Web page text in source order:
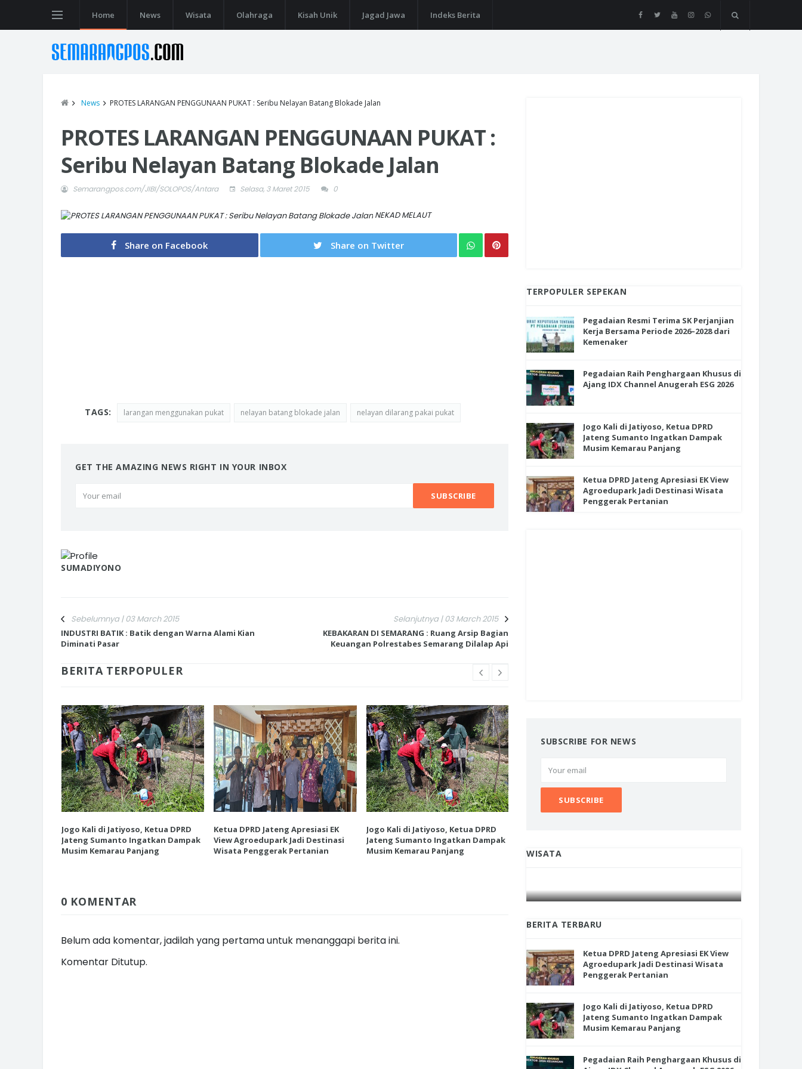
Home News Wisata Olahraga Kisah Unik Jagad Jawa Indeks Berita
News PROTES LARANGAN PENGGUNAAN PUKAT : Seribu Nelayan Batang Blokade Jalan
PROTES LARANGAN PENGGUNAAN PUKAT :
Seribu Nelayan Batang Blokade Jalan
Semarangpos.com/JIBI/SOLOPOS/Antara Selasa, 3 Maret 2015 0
NEKAD MELAUT
Share on Facebook Share on Twitter
TAGS: larangan menggunakan pukat nelayan batang blokade jalan nelayan dilarang pakai pukat
GET THE AMAZING NEWS RIGHT IN YOUR INBOX
SUMADIYONO
Sebelumnya | 03 March 2015
INDUSTRI BATIK : Batik dengan Warna Alami Kian
Diminati Pasar
Selanjutnya | 03 March 2015
KEBAKARAN DI SEMARANG : Ruang Arsip Bagian
Keuangan Polrestabes Semarang Dilalap Api
BERITA TERPOPULER
Jogo Kali di Jatiyoso, Ketua DPRD
Jateng Sumanto Ingatkan Dampak
Musim Kemarau Panjang
Ketua DPRD Jateng Apresiasi EK
View Agroedupark Jadi Destinasi
Wisata Penggerak Pertanian
Jogo Kali di Jatiyoso, Ketua DPRD
Jateng Sumanto Ingatkan Dampak
Musim Kemarau Panjang
Wisata Penggerak Pertanian
0 KOMENTAR
Belum ada komentar, jadilah yang pertama untuk menanggapi berita ini.
Komentar Ditutup.
TERPOPULER SEPEKAN
Pegadaian Resmi Terima SK Perjanjian
Kerja Bersama Periode 2026–2028 dari
Kemenaker
Pegadaian Raih Penghargaan Khusus di
Ajang IDX Channel Anugerah ESG 2026
Jogo Kali di Jatiyoso, Ketua DPRD
Jateng Sumanto Ingatkan Dampak
Musim Kemarau Panjang
Ketua DPRD Jateng Apresiasi EK View
Agroedupark Jadi Destinasi Wisata
Penggerak Pertanian
SUBSCRIBE FOR NEWS
WISATA
BERITA TERBARU
Ketua DPRD Jateng Apresiasi EK View
Agroedupark Jadi Destinasi Wisata
Penggerak Pertanian
Jogo Kali di Jatiyoso, Ketua DPRD
Jateng Sumanto Ingatkan Dampak
Musim Kemarau Panjang
Pegadaian Raih Penghargaan Khusus di